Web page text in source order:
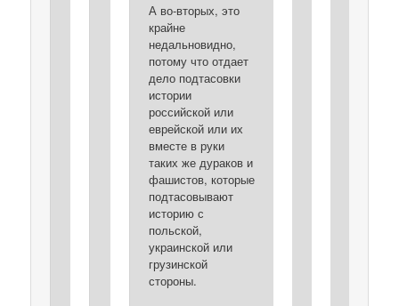
А во-вторых, это
крайне
недальновидно,
потому что отдает
дело подтасовки
истории
российской или
еврейской или их
вместе в руки
таких же дураков и
фашистов, которые
подтасовывают
историю с
польской,
украинской или
грузинской
стороны.